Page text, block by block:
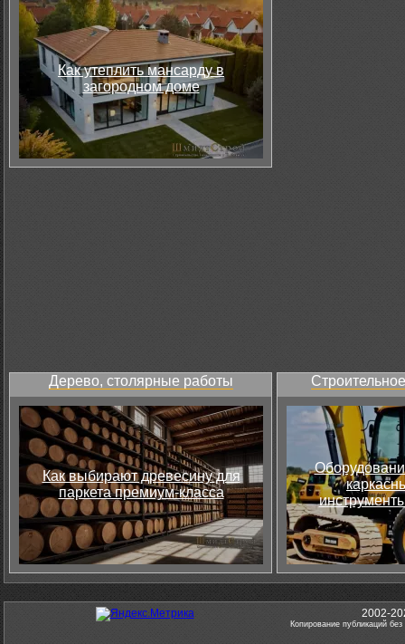
Как утеплить мансарду в
загородном доме
Дерево, столярные работы
Как выбирают древесину для
паркета премиум-класса
2002-
Копирование публикаций